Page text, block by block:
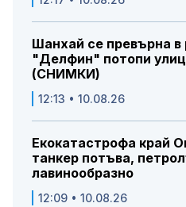
Шанхай се превърна
"Делфин" потопи
(СНИМКИ)
12:13 • 10.08.26
Екокатастрофа край
танкер потъва,
лавинообразно
12:09 • 10.08.26